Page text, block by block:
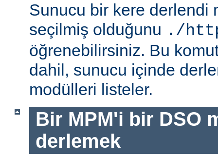
Sunucu bir kere derlendi
seçilmiş olduğunu ./
öğrenebilirsiniz. Bu
dahil, sunucu içinde
modülleri listeler.
Bir MPM'i bir DSO
derlemek